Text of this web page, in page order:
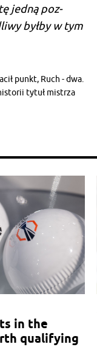
jedną poz­
byłby w tym
punkt, Ruch - dwa.
tytuł mistrza
in the
qualifying